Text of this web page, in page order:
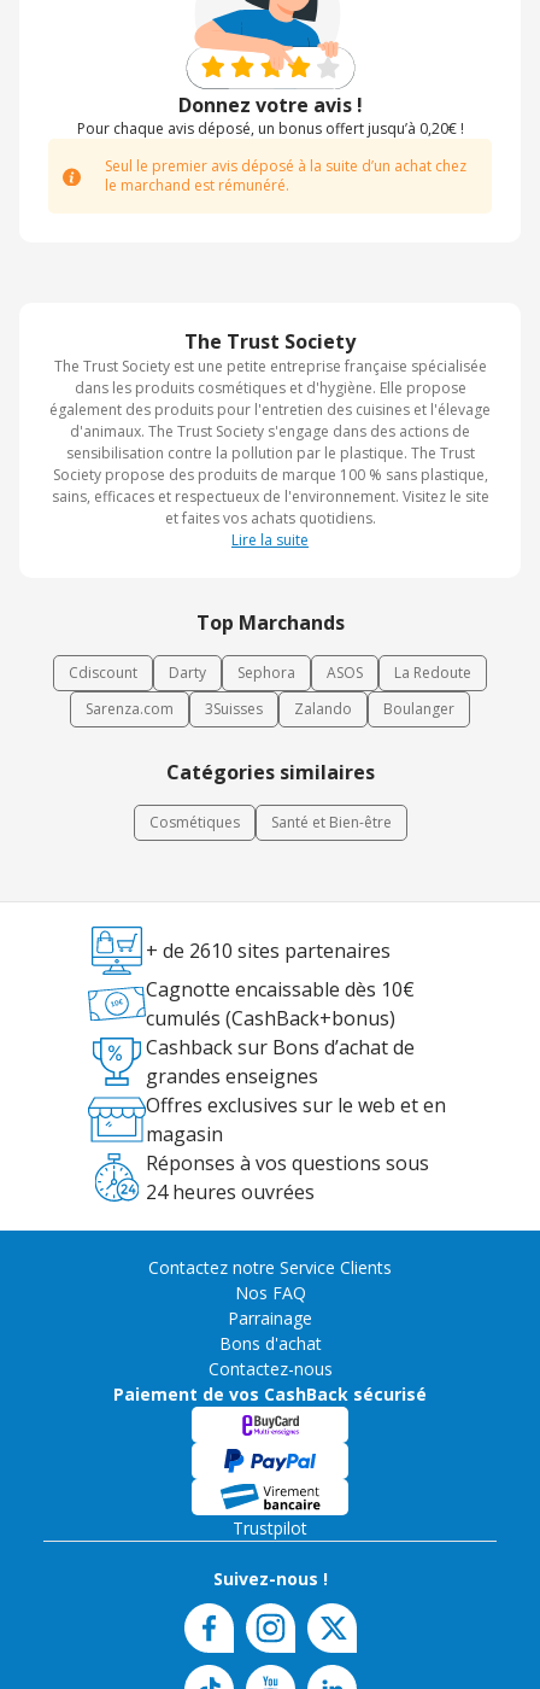
The Trust Society
The Trust Society est une petite entreprise française spécialisée
dans les produits cosmétiques et d'hygiène. Elle propose
également des produits pour l'entretien des cuisines et l'élevage
d'animaux. The Trust Society s'engage dans des actions de
sensibilisation contre la pollution par le plastique. The Trust
Society propose des produits de marque 100 % sans plastique,
sains, efficaces et respectueux de l'environnement. Visitez le site
et faites vos achats quotidiens.
Lire la suite
Top Marchands
Cdiscount Darty Sephora ASOS
La Redoute
Sarenza.com
3Suisses Zalando Boulanger
Catégories similaires
Cosmétiques Santé et Bien-être
Donnez votre avis !
Pour chaque avis déposé, un bonus offert jusqu’à 0,20€ !
Seul le premier avis déposé à la suite d’un achat chez
le marchand est rémunéré.
+ de 2610 sites partenaires
Cagnotte encaissable dès 10€
cumulés (CashBack+bonus)
Cashback sur Bons d’achat de
grandes enseignes
Offres exclusives sur le web et en
magasin
Réponses à vos questions sous
24 heures ouvrées
Contactez notre Service Clients
Nos FAQ
Parrainage
Bons d'achat
Contactez-nous
Paiement de vos CashBack sécurisé
Trustpilot
Suivez-nous !